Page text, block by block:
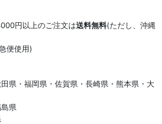
円以上のご注文は送料無料(ただし、沖縄
便使用)
県・福岡県・佐賀県・長崎県・熊本県・大
県